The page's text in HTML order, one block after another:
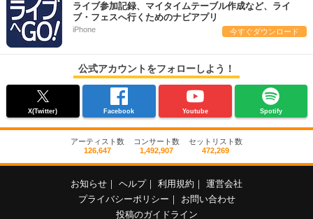
ライブ参加記録、マイタイムテーブル作成など、ライ
ブ・フェスへ行くためのナビアプリ
iPhone 今すぐダウンロード
公式アカウントをフォローしよう！
X(Twitter) Facebook Youtube Spotify
アーティスト数
126,647
コンサート数
1,492,907
セットリスト数
472,269
お知らせ ヘルプ 利用規約
運営会社
プライバシーポリシー
お問い合わせ
投稿のガイドライン